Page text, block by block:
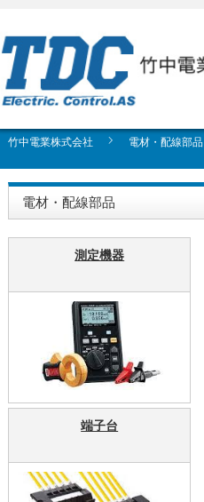
竹中電業株式会社 電材・配線部品
電材・配線部品
測定機器
端子台